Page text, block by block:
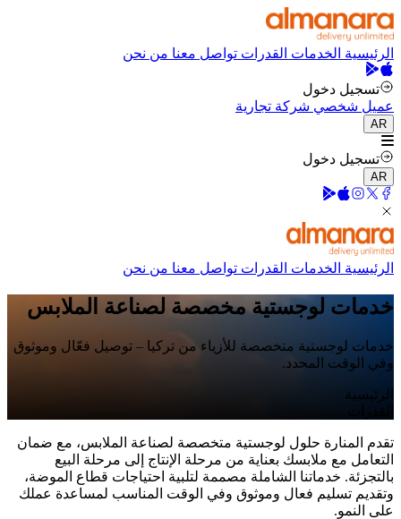
الرئيسية الخدمات القدرات تواصل معنا من نحن
تسجيل دخول
عميل شخصي شركة تجارية
AR
تسجيل دخول
AR
الرئيسية الخدمات القدرات تواصل معنا من نحن
خدمات لوجستية مخصصة لصناعة الملابس
خدمات لوجستية متخصصة للأزياء من تركيا – توصيل فعّال وموثوق
وفي الوقت المحدد.
الرئيسية
القدرات
تقدم المنارة حلول لوجستية متخصصة لصناعة الملابس، مع ضمان
التعامل مع ملابسك بعناية من مرحلة الإنتاج إلى مرحلة البيع
بالتجزئة. خدماتنا الشاملة مصممة لتلبية احتياجات قطاع الموضة،
وتقديم تسليم فعال وموثوق وفي الوقت المناسب لمساعدة عملك
على النمو.